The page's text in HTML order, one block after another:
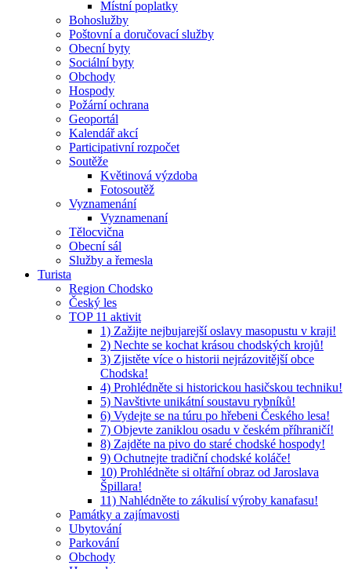
Místní poplatky
Bohoslužby
Poštovní a doručovací služby
Obecní byty
Sociální byty
Obchody
Hospody
Požární ochrana
Geoportál
Kalendář akcí
Participativní rozpočet
Soutěže
Květinová výzdoba
Fotosoutěž
Vyznamenání
Vyznamenaní
Tělocvična
Obecní sál
Služby a řemesla
Turista
Region Chodsko
Český les
TOP 11 aktivit
1) Zažijte nejbujarejší oslavy masopustu v kraji!
2) Nechte se kochat krásou chodských krojů!
3) Zjistěte více o historii nejrázovitější obce
Chodska!
4) Prohlédněte si historickou hasičskou techniku!
5) Navštivte unikátní soustavu rybníků!
6) Vydejte se na túru po hřebeni Českého lesa!
7) Objevte zaniklou osadu v českém příhraničí!
8) Zajděte na pivo do staré chodské hospody!
9) Ochutnejte tradiční chodské koláče!
10) Prohlédněte si oltářní obraz od Jaroslava
Špillara!
11) Nahlédněte to zákulisí výroby kanafasu!
Památky a zajímavosti
Ubytování
Parkování
Obchody